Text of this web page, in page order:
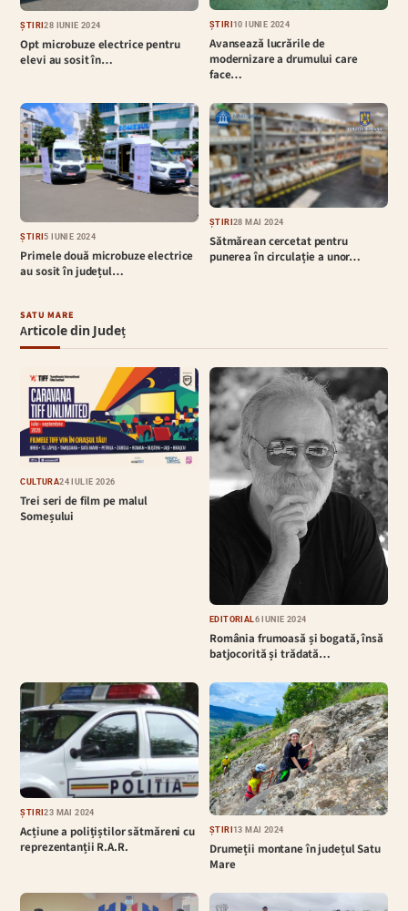
ȘTIRI28 IUNIE 2024
Opt microbuze electrice pentru
elevi au sosit în…
ȘTIRI10 IUNIE 2024
Avansează lucrările de
modernizare a drumului care
face…
ȘTIRI5 IUNIE 2024
Primele două microbuze electrice
au sosit în județul…
ȘTIRI28 MAI 2024
Sătmărean cercetat pentru
punerea în circulație a unor…
SATU MARE
Articole din Județ
CULTURĂ24 IULIE 2026
Trei seri de film pe malul
Someșului
EDITORIAL 6 IUNIE 2024
România frumoasă și bogată, însă
batjocorită și trădată…
ȘTIRI23 MAI 2024
Acțiune a polițiștilor sătmăreni cu
reprezentanții R.A.R.
ȘTIRI13 MAI 2024
Drumeții montane în județul Satu
Mare